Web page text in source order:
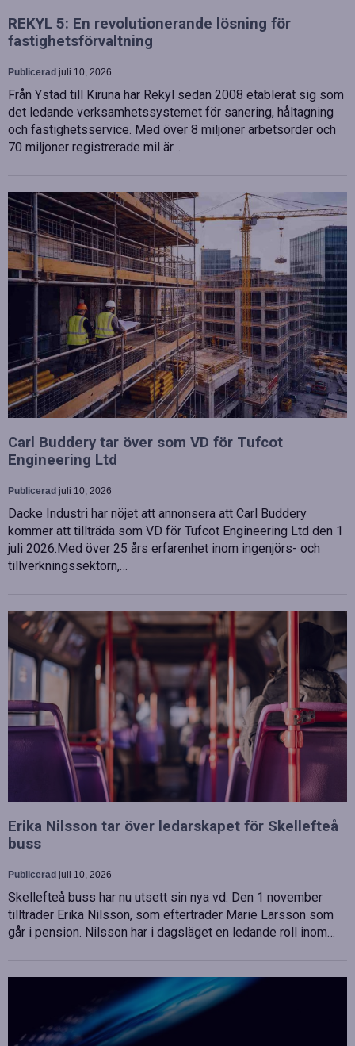
REKYL 5: En revolutionerande lösning för
fastighetsförvaltning
Publicerad juli 10, 2026
Från Ystad till Kiruna har Rekyl sedan 2008 etablerat sig som
det ledande verksamhetssystemet för sanering, håltagning
och fastighetsservice. Med över 8 miljoner arbetsorder och
70 miljoner registrerade mil är…
Carl Buddery tar över som VD för Tufcot
Engineering Ltd
Publicerad juli 10, 2026
Dacke Industri har nöjet att annonsera att Carl Buddery
kommer att tillträda som VD för Tufcot Engineering Ltd den 1
juli 2026.Med över 25 års erfarenhet inom ingenjörs- och
tillverkningssektorn,…
Erika Nilsson tar över ledarskapet för Skellefteå
buss
Publicerad juli 10, 2026
Skellefteå buss har nu utsett sin nya vd. Den 1 november
tillträder Erika Nilsson, som efterträder Marie Larsson som
går i pension. Nilsson har i dagsläget en ledande roll inom…